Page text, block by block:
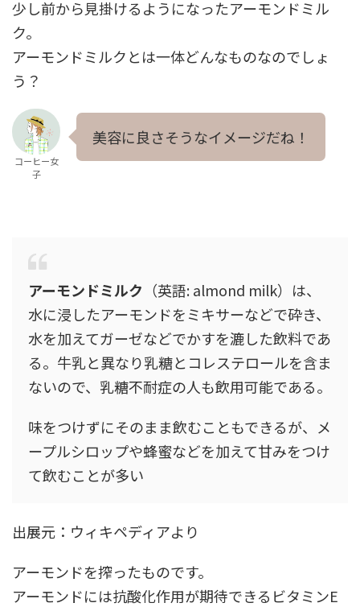
少し前から見掛けるようになったアーモンドミル
ク。
アーモンドミルクとは一体どんなものなのでしょ
う？
コーヒー女
子
美容に良さそうなイメージだね！
アーモンドミルク （英語:almond milk）は、
水に浸したアーモンドをミキサーなどで砕き、
水を加えてガーゼなどでかすを漉した飲料であ
る。牛乳と異なり乳糖とコレステロールを含ま
ないので、乳糖不耐症の人も飲用可能である。
味をつけずにそのまま飲むこともできるが、メ
ープルシロップや蜂蜜などを加えて甘みをつけ
て飲むことが多い
出展元：ウィキペディアより
アーモンドを搾ったものです。
アーモンドには抗酸化作用が期待できるビタミンE